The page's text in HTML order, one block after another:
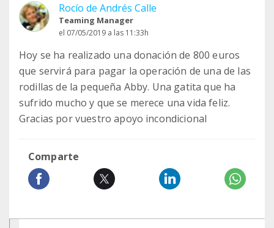
Rocío de Andrés Calle
Teaming Manager
el 07/05/2019 a las 11:33h
Hoy se ha realizado una donación de 800 euros
que servirá para pagar la operación de una de las
rodillas de la pequeña Abby. Una gatita que ha
sufrido mucho y que se merece una vida feliz.
Gracias por vuestro apoyo incondicional
Comparte